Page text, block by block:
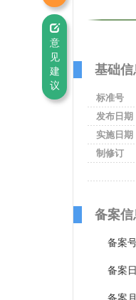
意
见
建
议
基础信
标准号
发布日期
实施日期
制修订
备案信
备案
备案